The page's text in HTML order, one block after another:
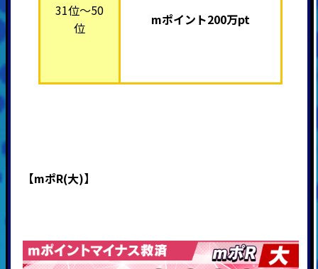
31位～50
位
mポイント200万pt
【mポR(大)】